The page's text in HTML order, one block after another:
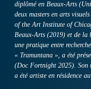
diplômé en Beaux-Arts
deux masters en arts
of the Art Institute of
Beaux-Arts (2019) et de la
une pratique entre
« Tramuntana », a été
(Doc Fortnight 2025). Son
a été artiste en résidence